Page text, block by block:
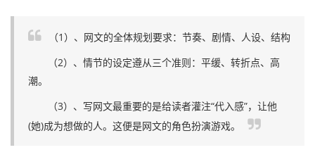
（1）、网文的全体规划要求：节奏、剧情、人设、结构
（2）、情节的设定遵从三个准则：平缓、转折点、高
潮。
（3）、写网文最重要的是给读者灌注“代入感”，让他
(她)成为想做的人。这便是网文的角色扮演游戏。